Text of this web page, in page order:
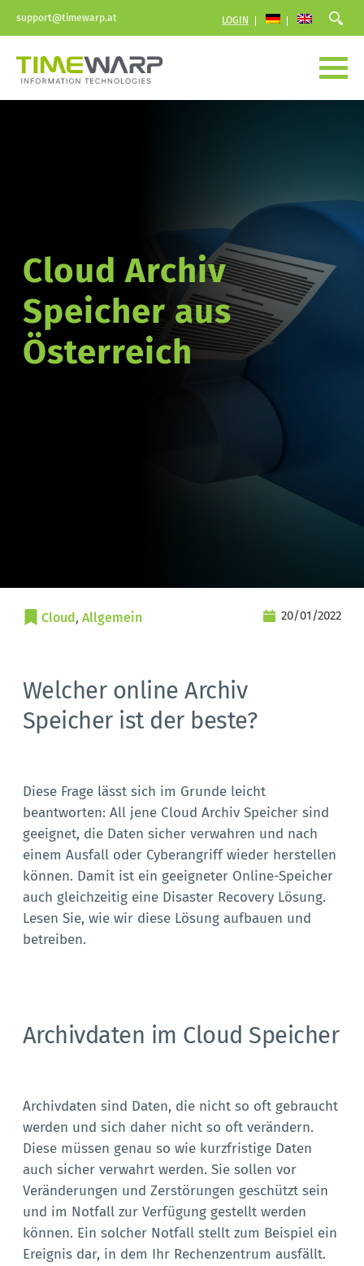
support@timewarp.at LOGIN
Cloud Archiv
Speicher aus
Österreich
Cloud, Allgemein 20/01/2022
Welcher online Archiv
Speicher ist der beste?
Diese Frage lässt sich im Grunde leicht
beantworten: All jene Cloud Archiv Speicher sind
geeignet, die Daten sicher verwahren und nach
einem Ausfall oder Cyberangriff wieder herstellen
können. Damit ist ein geeigneter Online-Speicher
auch gleichzeitig eine Disaster Recovery Lösung.
Lesen Sie, wie wir diese Lösung aufbauen und
betreiben.
Archivdaten im Cloud Speicher
Archivdaten sind Daten, die nicht so oft gebraucht
werden und sich daher nicht so oft verändern.
Diese müssen genau so wie kurzfristige Daten
auch sicher verwahrt werden. Sie sollen vor
Veränderungen und Zerstörungen geschützt sein
und im Notfall zur Verfügung gestellt werden
können. Ein solcher Notfall stellt zum Beispiel ein
Ereignis dar, in dem Ihr Rechenzentrum ausfällt.